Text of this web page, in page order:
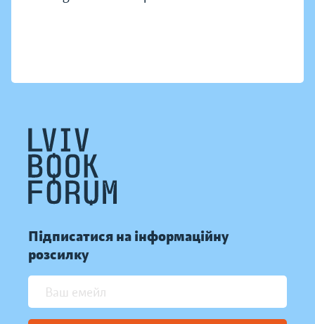
Підписатися на інформаційну
розсилку